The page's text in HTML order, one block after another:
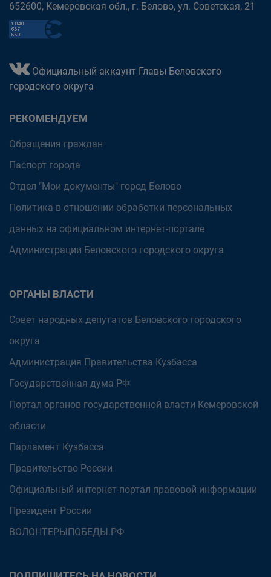
652600, Кемеровская обл., г. Белово, ул. Советская, 21
Официальный аккаунт Главы Беловского
городского округа
РЕКОМЕНДУЕМ
Обращения граждан
Паспорт города
Отдел "Мои документы" город Белово
Политика в отношении обработки персональных
данных на официальном интернет-портале
Администрации Беловского городского округа
ОРГАНЫ ВЛАСТИ
Совет народных депутатов Беловского городского
округа
Администрация Правительства Кузбасса
Государственная дума РФ
Портал органов государственной власти Кемеровской
области
Парламент Кузбасса
Правительство России
Официальный интернет-портал правовой информации
Президент России
ВОЛОНТЕРЫПОБЕДЫ.РФ